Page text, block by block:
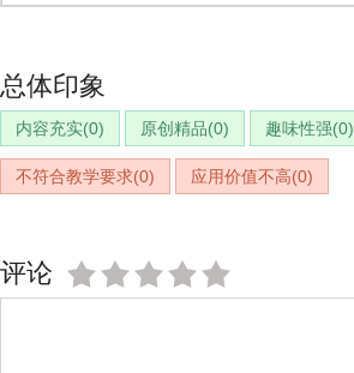
总体印象
内容充实(0) 原创精品(0) 趣味性强(0)
不符合教学要求(0) 应用价值不高(0)
评论